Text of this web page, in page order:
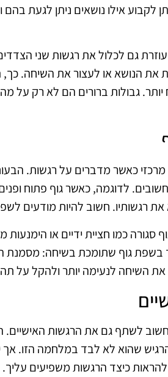
לקבוע אילו נושאים ניתן לגעת בהם
גם לכלול את רגשות שני
את הנושא או לעצור את השיחה.
יותר. גבולות ברורים הם לא רק
כאשר מדברים על רגשות. הבעות
לדוגמה, כאשר גוף פתוח
רגשותיו. חשוב להיות מודעים
כמו חציית ידיים או הימנעות
בשפת גוף שתומכת בשיחה: מסמנת
את השיחה לנעימה יותר ולהקל על
לשתף גם את הרגשות האישיים.
שהוא לא לבד במלחמה הזו.
כיצד הרגשות משפיעים עליך.